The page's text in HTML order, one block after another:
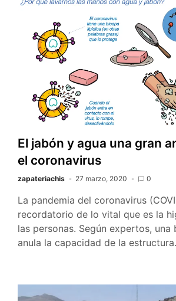
El jabón y agua una gran
el coronavirus
zapateriachis 27 marzo, 2020 0
La pandemia del coronavirus
recordatorio de lo vital que es la
las personas. Según expertos, una
anula la capacidad de la